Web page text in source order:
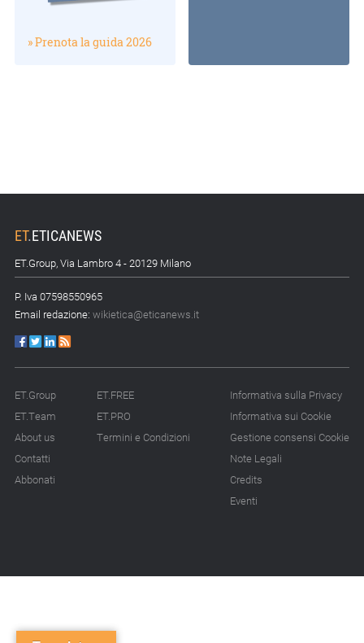
» Prenota la guida 2026
ET.ETICANEWS
ET.Group, Via Lambro 4 - 20129 Milano
P. Iva 07598550965
Email redazione: wikietica@eticanews.it
ET.Group
ET.Team
About us
Contatti
Abbonati
ET.FREE
ET.PRO
Termini e Condizioni
Informativa sulla Privacy
Informativa sui Cookie
Gestione consensi Cookie
Note Legali
Credits
Eventi